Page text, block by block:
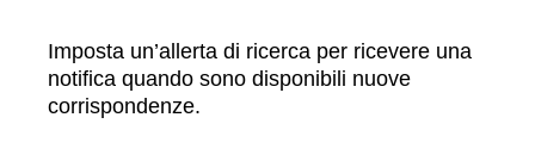
Imposta un’allerta di ricerca per ricevere una
notifica quando sono disponibili nuove
corrispondenze.